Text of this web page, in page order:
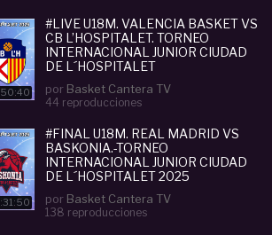
#LIVE U18M. VALENCIA BASKET VS
CB L’HOSPITALET. TORNEO
INTERNACIONAL JUNIOR CIUDAD
DE L´HOSPITALET
por Basket Cantera TV
44 reproducciones
#FINAL U18M. REAL MADRID VS
BASKONIA.-TORNEO
INTERNACIONAL JUNIOR CIUDAD
DE L´HOSPITALET 2025
por Basket Cantera TV
138 reproducciones